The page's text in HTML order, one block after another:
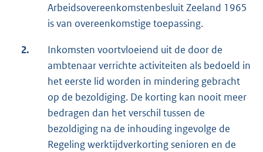
Arbeidsovereenkomstenbesluit Zeeland 1965
is van overeenkomstige toepassing.
2.
Inkomsten voortvloeiend uit de door de
ambtenaar verrichte activiteiten als bedoeld in
het eerste lid worden in mindering gebracht
op de bezoldiging. De korting kan nooit meer
bedragen dan het verschil tussen de
bezoldiging na de inhouding ingevolge de
Regeling werktijdverkorting senioren en de